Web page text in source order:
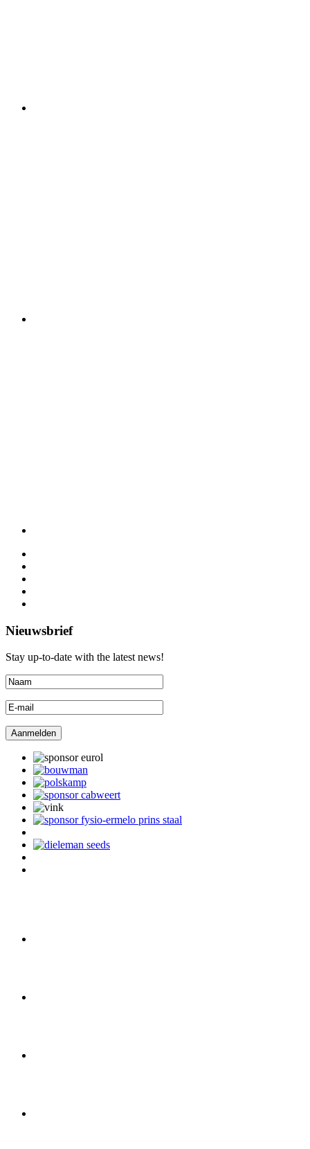
Nieuwsbrief
Stay up-to-date with the latest news!